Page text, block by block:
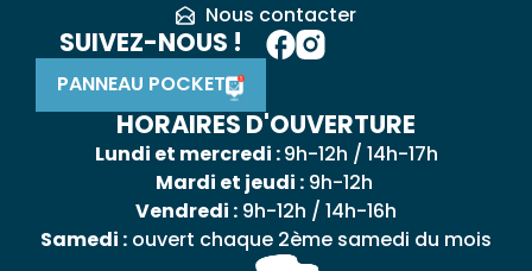
Nous contacter
SUIVEZ-NOUS !
PANNEAU POCKET
HORAIRES D'OUVERTURE
Lundi et mercredi :9h-12h / 14h-17h
Mardi et jeudi :9h-12h
Vendredi : 9h-12h / 14h-16h
Samedi : ouvert chaque 2ème samedi du mois